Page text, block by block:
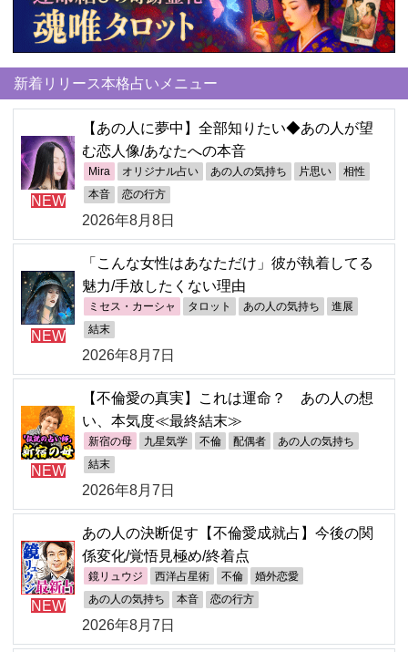
新着リリース本格占いメニュー
NEW
【あの人に夢中】全部知りたい◆あの人が望
む恋人像/あなたへの本音
Mira オリジナル占い あの人の気持ち 片思い 相性
本音 恋の行方
2026年8月8日
NEW
「こんな女性はあなただけ」彼が執着してる
魅力/手放したくない理由
ミセス・カーシャ タロット あの人の気持ち 進展
結末
2026年8月7日
NEW
【不倫愛の真実】これは運命？ あの人の想
い、本気度≪最終結末≫
新宿の母 九星気学 不倫 配偶者 あの人の気持ち
結末
2026年8月7日
NEW
あの人の決断促す【不倫愛成就占】今後の関
係変化/覚悟見極め/終着点
鏡リュウジ 西洋占星術 不倫 婚外恋愛
あの人の気持ち 本音 恋の行方
2026年8月7日